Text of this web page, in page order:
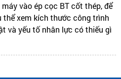
vào ép cọc BT cốt thép, để
thể xem kích thước công trình
và yếu tố nhân lực có thiếu gì